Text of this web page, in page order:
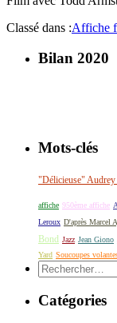
Classé dans :Affiche
Bilan 2020
Mots-clés
"Délicieuse"
affiche 950ème affiche
Leroux D'après Marcel
Bond Jazz Jean Giono
Yard Soucoupes
Rechercher :
Catégories